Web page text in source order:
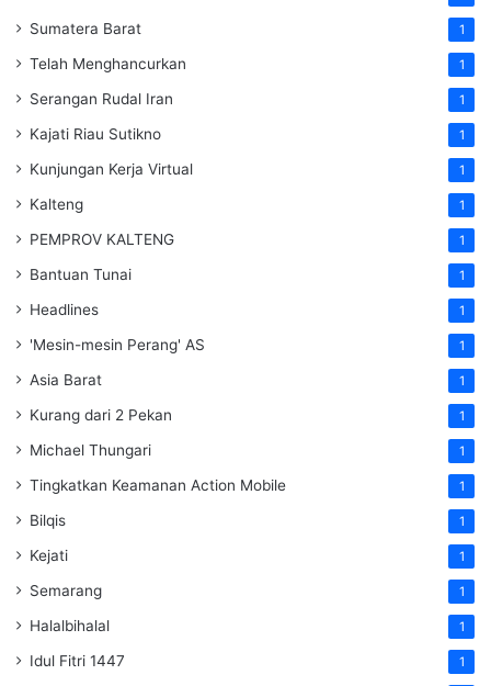
Sumatera Barat 1
Telah Menghancurkan 1
Serangan Rudal Iran 1
Kajati Riau Sutikno 1
Kunjungan Kerja Virtual 1
Kalteng 1
PEMPROV KALTENG 1
Bantuan Tunai 1
Headlines 1
'Mesin-mesin Perang' AS 1
Asia Barat 1
Kurang dari 2 Pekan 1
Michael Thungari 1
Tingkatkan Keamanan Action Mobile 1
Bilqis 1
Kejati 1
Semarang 1
Halalbihalal 1
Idul Fitri 1447 1